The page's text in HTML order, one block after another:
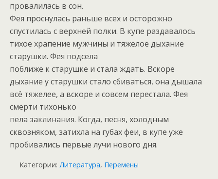
провалилась в сон.
Фея проснулась раньше всех и осторожно
спустилась с верхней полки. В купе раздавалось
тихое храпение мужчины и тяжёлое дыхание
старушки. Фея подсела
поближе к старушке и стала ждать. Вскоре
дыхание у старушки стало сбиваться, она дышала
всё тяжелее, а вскоре и совсем перестала. Фея
смерти тихонько
пела заклинания. Когда, песня, холодным
сквозняком, затихла на губах феи, в купе уже
пробивались первые лучи нового дня.
Категории: Литература, Перемены